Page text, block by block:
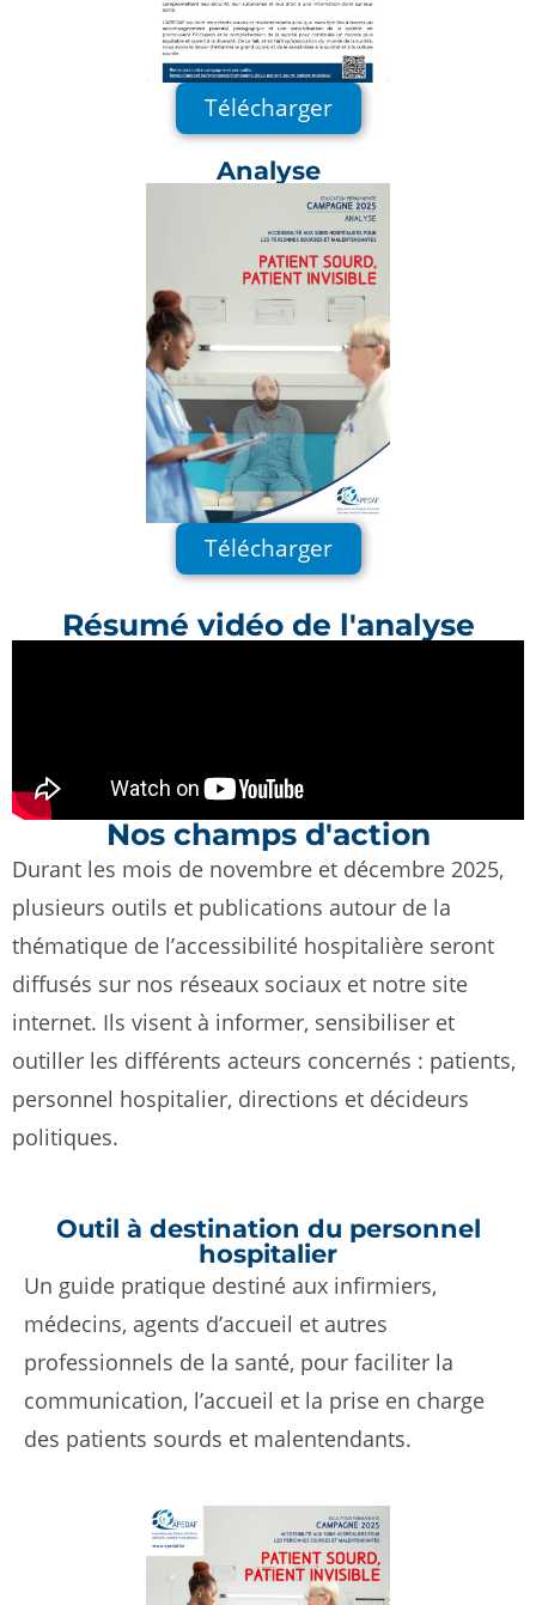
Télécharger
Analyse
Télécharger
Résumé vidéo de l'analyse
Nos champs d'action
Durant les mois de novembre et décembre 2025,
plusieurs outils et publications autour de la
thématique de l’accessibilité hospitalière seront
diffusés sur nos réseaux sociaux et notre site
internet. Ils visent à informer, sensibiliser et
outiller les différents acteurs concernés : patients,
personnel hospitalier, directions et décideurs
politiques.
Outil à destination du personnel
hospitalier
Un guide pratique destiné aux infirmiers,
médecins, agents d’accueil et autres
professionnels de la santé, pour faciliter la
communication, l’accueil et la prise en charge
des patients sourds et malentendants.